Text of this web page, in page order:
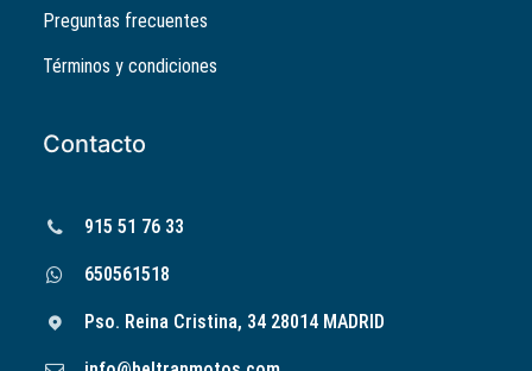
Preguntas frecuentes
Términos y condiciones
Contacto
915 51 76 33
650561518
Pso. Reina Cristina, 34 28014 MADRID